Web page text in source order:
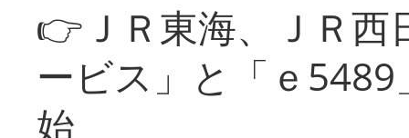
👉ＪＲ東海、ＪＲ
ービス」と「ｅ
始